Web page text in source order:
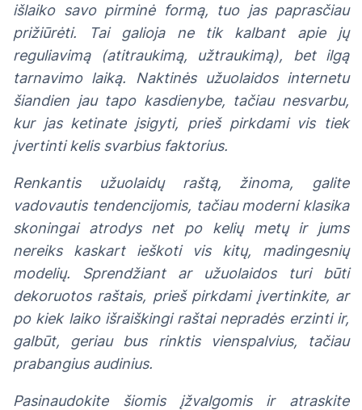
išlaiko savo pirminė formą, tuo jas paprasčiau
prižiūrėti. Tai galioja ne tik kalbant apie jų
reguliavimą (atitraukimą, užtraukimą), bet ilgą
tarnavimo laiką. Naktinės užuolaidos internetu
šiandien jau tapo kasdienybe, tačiau nesvarbu,
kur jas ketinate įsigyti, prieš pirkdami vis tiek
įvertinti kelis svarbius faktorius.
Renkantis užuolaidų raštą, žinoma, galite
vadovautis tendencijomis, tačiau moderni klasika
skoningai atrodys net po kelių metų ir jums
nereiks kaskart ieškoti vis kitų, madingesnių
modelių. Sprendžiant ar užuolaidos turi būti
dekoruotos raštais, prieš pirkdami įvertinkite, ar
po kiek laiko išraiškingi raštai nepradės erzinti ir,
galbūt, geriau bus rinktis vienspalvius, tačiau
prabangius audinius.
Pasinaudokite šiomis įžvalgomis ir atraskite